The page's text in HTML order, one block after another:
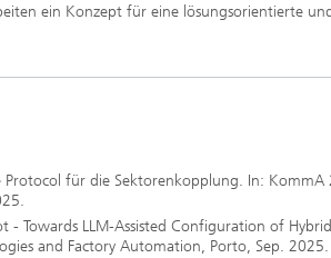
ein Konzept für eine lösungsorientierte
Protocol für die Sektorenkopplung. In:
- Towards LLM-Assisted Configuration of Hybrid
and Factory Automation, Porto, Sep. 2025.